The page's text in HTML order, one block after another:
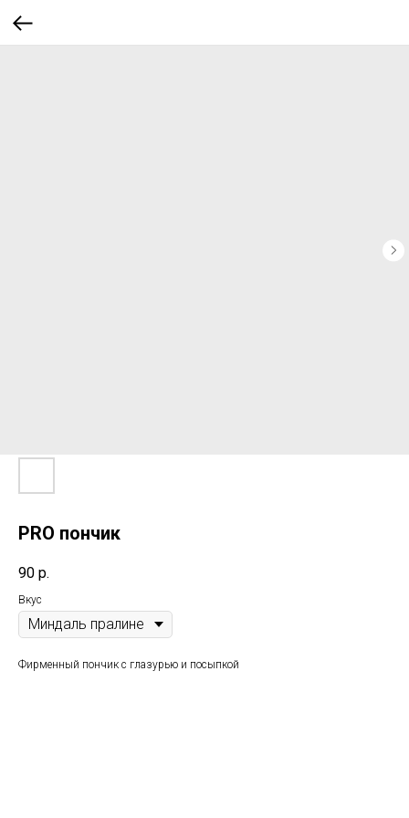
PRO пончик
90 р.
Вкус
Фирменный пончик с глазурью и посыпкой